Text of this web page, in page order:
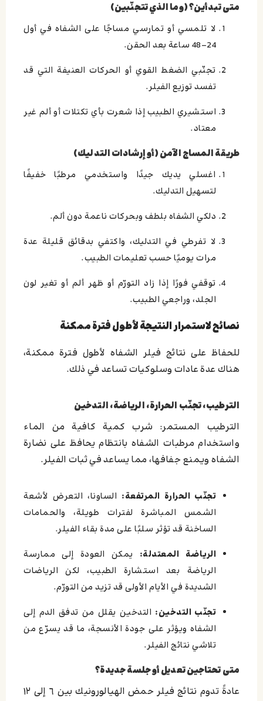
متى تبدأين؟ (وما الذي تتجنّبين)
لا تلمسي أو تمارسي مساجًا على الشفاه في أول
24-48 ساعة بعد الحقن.
تجنّبي الضغط القوي أو الحركات العنيفة التي قد
تفسد توزيع الفيلر.
استشيري الطبيب إذا شعرت بأي تكتلات أو ألم غير
معتاد.
طريقة المساج الآمن (أو إرشادات التدليك)
اغسلي يديك جيدًا واستخدمي مرطبًا خفيفًا
لتسهيل التدليك.
دلكي الشفاه بلطف وبحركات ناعمة دون ألم.
لا تفرطي في التدليك، واكتفي بدقائق قليلة عدة
مرات يوميًا حسب تعليمات الطبيب.
توقفي فورًا إذا زاد التورّم أو ظهر ألم أو تغير لون
الجلد، وراجعي الطبيب.
نصائح لاستمرار النتيجة لأطول فترة ممكنة
للحفاظ على نتائج فيلر الشفاه لأطول فترة ممكنة،
هناك عدة عادات وسلوكيات تساعد في ذلك.
الترطيب، تجنّب الحرارة، الرياضة، التدخين
الترطيب المستمر: شرب كمية كافية من الماء
واستخدام مرطبات الشفاه بانتظام يحافظ على نضارة
الشفاه ويمنع جفافها، مما يساعد في ثبات الفيلر.
تجنّب الحرارة المرتفعة: الساونا، التعرض لأشعة
الشمس المباشرة لفترات طويلة، والحمامات
الساخنة قد تؤثر سلبًا على مدة بقاء الفيلر.
الرياضة المعتدلة: يمكن العودة إلى ممارسة
الرياضة بعد استشارة الطبيب، لكن الرياضات
الشديدة في الأيام الأولى قد تزيد من التورّم.
تجنّب التدخين: التدخين يقلل من تدفق الدم إلى
الشفاه ويؤثر على جودة الأنسجة، ما قد يسرّع من
تلاشي نتائج الفيلر.
متى تحتاجين تعديل أو جلسة جديدة؟
عادةً تدوم نتائج فيلر حمض الهيالورونيك بين ٦ إلى ١٢